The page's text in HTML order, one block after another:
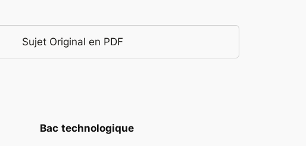
Sujet Original en PDF
Bac technologique